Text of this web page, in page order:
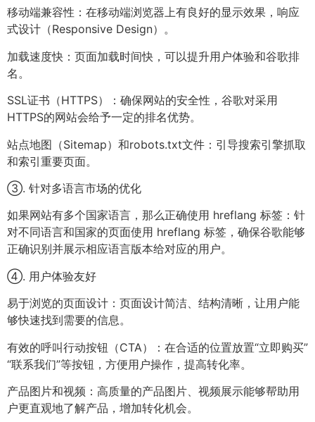
移动端兼容性：在移动端浏览器上有良好的显示效果，响应
式设计（Responsive Design）。
加载速度快：页面加载时间快，可以提升用户体验和谷歌排
名。
SSL证书（HTTPS）：确保网站的安全性，谷歌对采用
HTTPS的网站会给予一定的排名优势。
站点地图（Sitemap）和robots.txt文件：引导搜索引擎抓取
和索引重要页面。
③. 针对多语言市场的优化
如果网站有多个国家语言，那么正确使用 hreflang 标签：针
对不同语言和国家的页面使用 hreflang 标签，确保谷歌能够
正确识别并展示相应语言版本给对应的用户。
④. 用户体验友好
易于浏览的页面设计：页面设计简洁、结构清晰，让用户能
够快速找到需要的信息。
有效的呼叫行动按钮（CTA）：在合适的位置放置“立即购买”
“联系我们”等按钮，方便用户操作，提高转化率。
产品图片和视频：高质量的产品图片、视频展示能够帮助用
户更直观地了解产品，增加转化机会。